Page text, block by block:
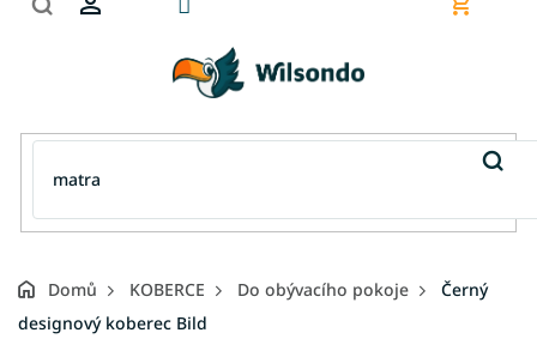
Nákupní
Domů KOBERCE Do obývacího pokoje
Černý
designový koberec Bild